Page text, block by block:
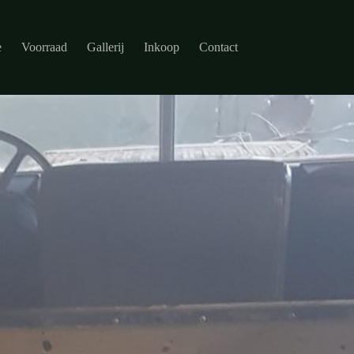
Voorraad Gallerij Inkoop Contact